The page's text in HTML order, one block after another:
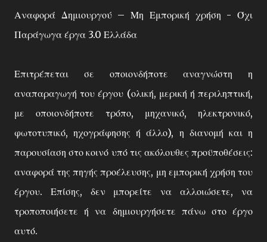
Αναφορά Δημιουργού – Μη Εμπορική χρήση - Όχι
Παράγωγα έργα 3.0 Ελλάδα
Επιτρέπεται σε οποιονδήποτε αναγνώστη η
αναπαραγωγή του έργου (ολική, μερική ή περιληπτική,
με οποιονδήποτε τρόπο, μηχανικό, ηλεκτρονικό,
φωτοτυπικό, ηχογράφησης ή άλλο), η διανομή και η
παρουσίαση στο κοινό υπό τις ακόλουθες προϋποθέσεις:
αναφορά της πηγής προέλευσης, μη εμπορική χρήση του
έργου. Επίσης, δεν μπορείτε να αλλοιώσετε, να
τροποποιήσετε ή να δημιουργήσετε πάνω στο έργο
αυτό.